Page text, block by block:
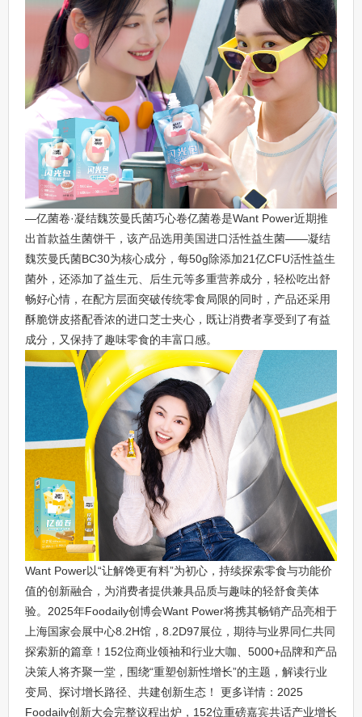
—亿菌卷·凝结魏茨曼氏菌巧心卷亿菌卷是Want Power近期推
出首款益生菌饼干，该产品选用美国进口活性益生菌——凝结
魏茨曼氏菌BC30为核心成分，每50g除添加21亿CFU活性益生
菌外，还添加了益生元、后生元等多重营养成分，轻松吃出舒
畅好心情，在配方层面突破传统零食局限的同时，产品还采用
酥脆饼皮搭配香浓的进口芝士夹心，既让消费者享受到了有益
成分，又保持了趣味零食的丰富口感。
Want Power以“让解馋更有料”为初心，持续探索零食与功能价
值的创新融合，为消费者提供兼具品质与趣味的轻舒食美体
验。2025年Foodaily创博会Want Power将携其畅销产品亮相于
上海国家会展中心8.2H馆，8.2D97展位，期待与业界同仁共同
探索新的篇章！152位商业领袖和行业大咖、5000+品牌和产品
决策人将齐聚一堂，围绕“重塑创新性增长”的主题，解读行业
变局、探讨增长路径、共建创新生态！ 更多详情：2025
Foodaily创新大会完整议程出炉，152位重磅嘉宾共话产业增长